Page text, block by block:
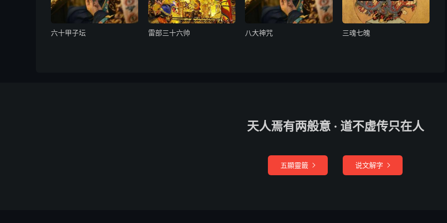
仙官，攻炁院马耿二元帅，田何卢张四大功曹，天医院合干神吏，恭望圣慈，洞回昭鉴。臣今奉为某投丐为
某病某事，伏望降布斗光真炁下注神笔之中，特为某攻治病魔，消除疾证。倘蒙感应，不昧再生。太上符章
谨为告行。或攻疮，或书符。向来皈叩上帝，请降真炁书符退病，幸已周隆，伏望恩垂光降某身中，庶使疾
鬼伏藏急准敕令开天门闭地户留人门塞鬼路穿鬼心破鬼肚左生喜右煞怒再依生杀取叭敕
六十甲子坛 雷部三十六帅 八大神咒 三魂七魄
天人焉有两般意 · 道不虚传只在人
五顯靈籤  说文解字 